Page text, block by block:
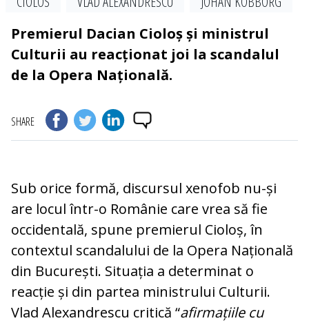
Premierul Dacian Cioloș și ministrul
Culturii au reacționat joi la scandalul
de la Opera Națională.
SHARE
Sub orice formă, discursul xenofob nu-și
are locul într-o Românie care vrea să fie
occidentală, spune premierul Cioloș, în
contextul scandalului de la Opera Națională
din București. Situația a determinat o
reacție și din partea ministrului Culturii.
Vlad Alexandrescu critică “afirmațiile cu